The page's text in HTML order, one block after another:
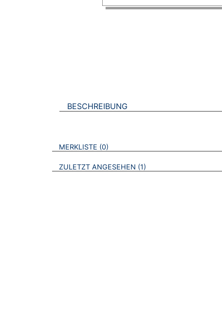
BESCHREIBUNG
VERWEISE AUF VERMERKTE- ODER
MERKLISTE 0
ZULETZT ANGESEHEN 1